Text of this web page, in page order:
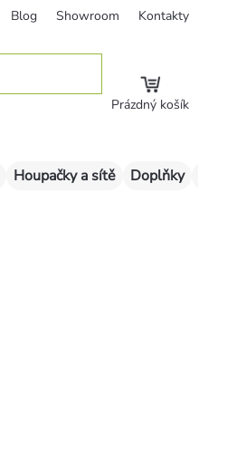
Blog Showroom Kontakty
Prázdný košík
Houpačky a sítě Doplňky